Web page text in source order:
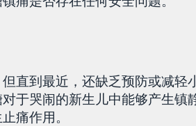
直到最近，还缺乏预防或减轻
于哭闹的新生儿中能够产生镇
痛作用。